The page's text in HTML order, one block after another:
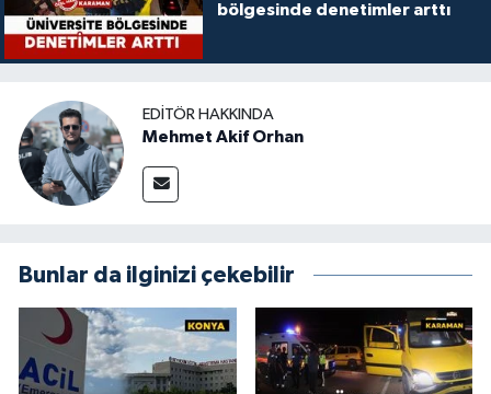
bölgesinde denetimler arttı
EDITÖR HAKKINDA
Mehmet Akif Orhan
Bunlar da ilginizi çekebilir